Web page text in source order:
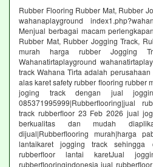
Rubber Flooring Rubber Mat, Rubber
wahanaplayground
Menjual berbagai macam
Rubber Mat, Rubber Jogging Track,
murah harga rubber Jogging
Wahanatirtaplayground
track Wahana Tirta adalah
alas karet safety rubber flooring rubber
joging track dengan jual
085371995999|Rubberflooring|jual
track rubberfloor 23 Feb 2026 jual
berkualitas dan mudah
dijual|Rubberflooring murah|harga
lantaikaret jogging track
rubberfloor lantai karetJual
rubberflooringindonesia jual